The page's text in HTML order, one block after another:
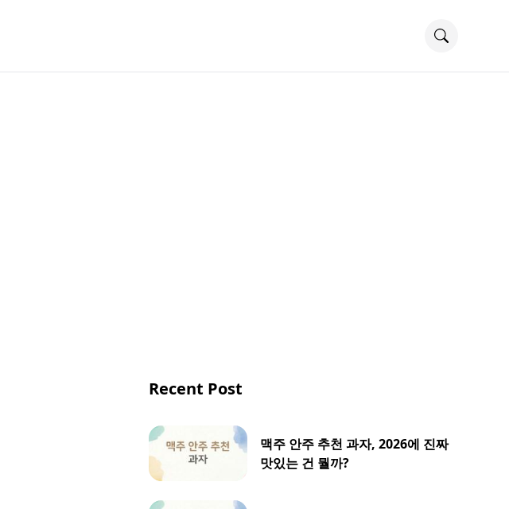
Recent Post
맥주 안주 추천 과자, 2026에 진짜
맛있는 건 뭘까?